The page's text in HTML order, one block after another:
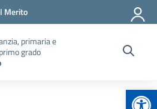
Merito
primaria e
grado